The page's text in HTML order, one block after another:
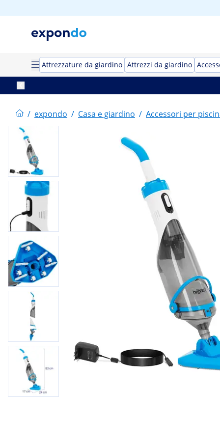
Attrezzature da giardino Attrezzi da giardino
/ expondo / Casa e giardino / Accessori per